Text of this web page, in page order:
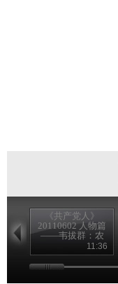
《共产党人》
20110602 人物篇
——韦拔群：农
民的好拔哥11:36